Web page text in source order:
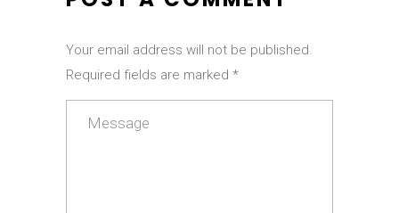
Your email address will not be published.
Required fields are marked *